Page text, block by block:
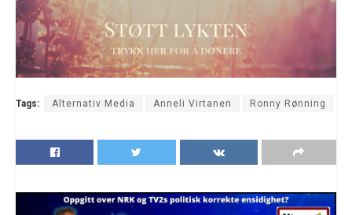
Tags: Alternativ Media Anneli Virtanen Ronny Rønning